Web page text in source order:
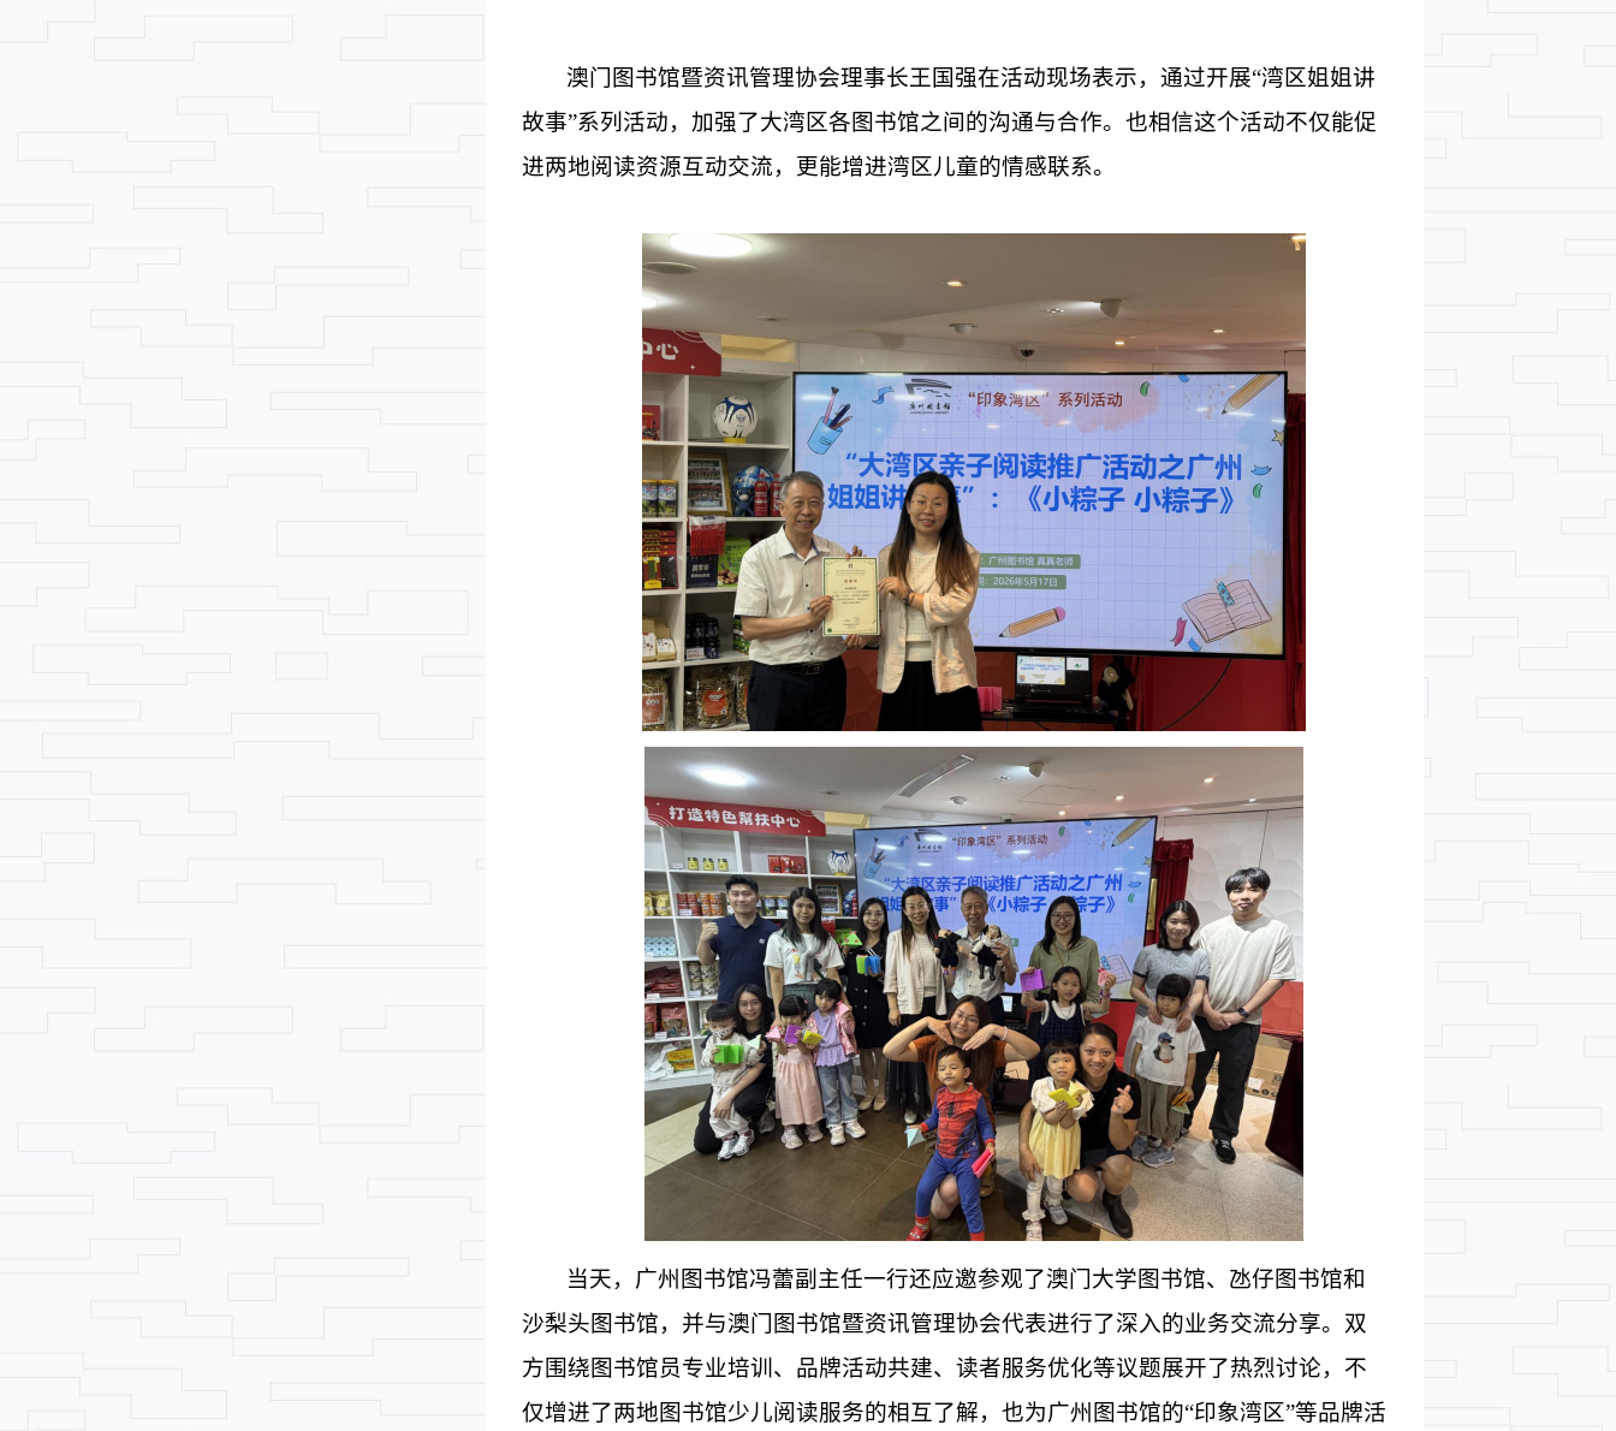
澳门图书馆暨资讯管理协会理事长王国强在活动现场表示，通过开展“湾区姐姐讲
故事”系列活动，加强了大湾区各图书馆之间的沟通与合作。也相信这个活动不仅能促
进两地阅读资源互动交流，更能增进湾区儿童的情感联系。
当天，广州图书馆冯蕾副主任一行还应邀参观了澳门大学图书馆、氹仔图书馆和
沙梨头图书馆，并与澳门图书馆暨资讯管理协会代表进行了深入的业务交流分享。双
方围绕图书馆员专业培训、品牌活动共建、读者服务优化等议题展开了热烈讨论，不
仅增进了两地图书馆少儿阅读服务的相互了解，也为广州图书馆的“印象湾区”等品牌活